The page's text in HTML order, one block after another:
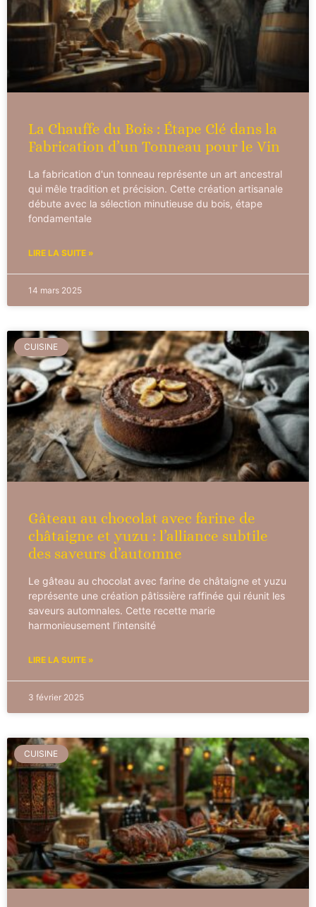
La Chauffe du Bois : Étape Clé dans la
Fabrication d’un Tonneau pour le Vin
La fabrication d'un tonneau représente un art ancestral
qui mêle tradition et précision. Cette création artisanale
débute avec la sélection minutieuse du bois, étape
fondamentale
LIRE LA SUITE »
14 mars 2025
CUISINE
Gâteau au chocolat avec farine de
châtaigne et yuzu : l’alliance subtile
des saveurs d’automne
Le gâteau au chocolat avec farine de châtaigne et yuzu
représente une création pâtissière raffinée qui réunit les
saveurs automnales. Cette recette marie
harmonieusement l’intensité
LIRE LA SUITE »
3 février 2025
CUISINE